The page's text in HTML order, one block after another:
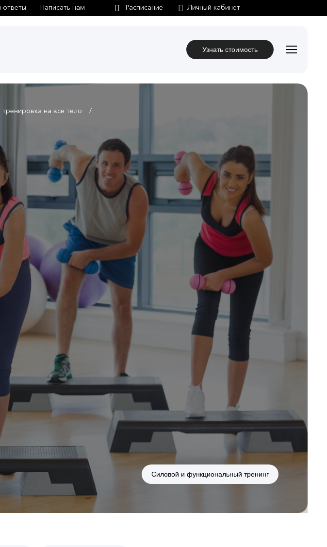
ответы Написать нам Личный кабинет
Узнать стоимость
тренировка на все тело
Силовой и функциональный тренинг